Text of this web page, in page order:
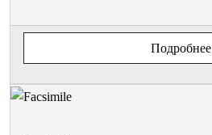
Подробнее